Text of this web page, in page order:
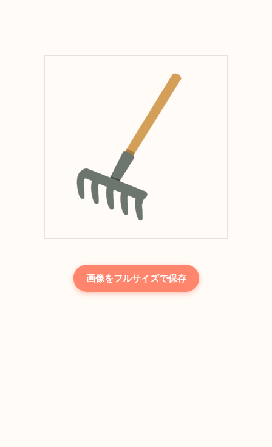
画像をフルサイズで保存